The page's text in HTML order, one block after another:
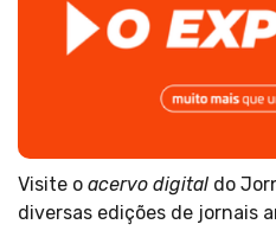
Visite o acervo digital do
diversas edições de jornais